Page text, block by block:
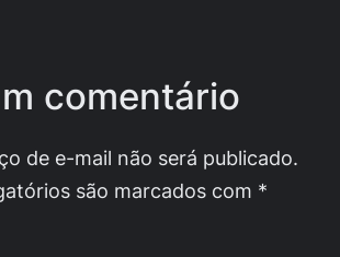
comentário
de e-mail não será publicado.
são marcados com *